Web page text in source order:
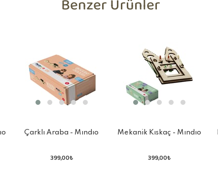
Benzer Ürünler
Çarklı Araba - Mındıo
399,00₺
Mekanik Kıskaç - Mındıo
399,00₺